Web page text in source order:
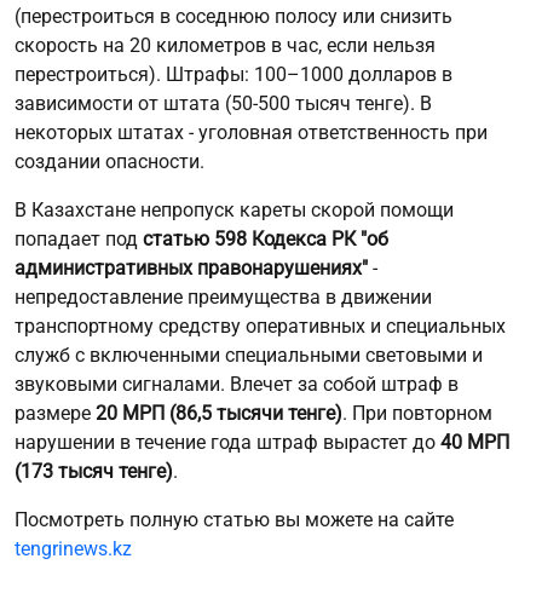
(перестроиться в соседнюю полосу или снизить
скорость на 20 километров в час, если нельзя
перестроиться). Штрафы: 100–1000 долларов в
зависимости от штата (50-500 тысяч тенге). В
некоторых штатах - уголовная ответственность при
создании опасности.
В Казахстане непропуск кареты скорой помощи
попадает под статью 598 Кодекса РК "об
административных правонарушениях" -
непредоставление преимущества в движении
транспортному средству оперативных и специальных
служб с включенными специальными световыми и
звуковыми сигналами. Влечет за собой штраф в
размере 20 МРП (86,5 тысячи тенге). При повторном
нарушении в течение года штраф вырастет до 40 МРП
(173 тысяч тенге).
Посмотреть полную статью вы можете на сайте
tengrinews.kz